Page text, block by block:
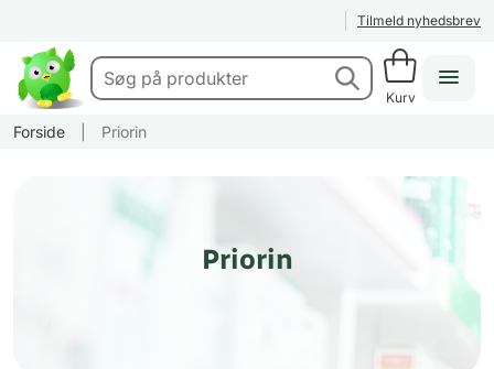
Tilmeld nyhedsbrev
Kurv
Forside Priorin
Priorin